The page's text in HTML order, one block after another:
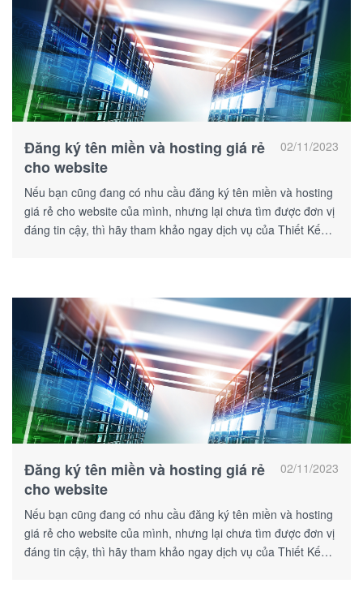
02/11/2023
Đăng ký tên miền và hosting giá rẻ
cho website
Nếu bạn cũng đang có nhu cầu đăng ký tên miền và hosting
giá rẻ cho website của mình, nhưng lại chưa tìm được đơn vị
đáng tin cậy, thì hãy tham khảo ngay dịch vụ của Thiết Kế
02/11/2023
Đăng ký tên miền và hosting giá rẻ
cho website
Nếu bạn cũng đang có nhu cầu đăng ký tên miền và hosting
giá rẻ cho website của mình, nhưng lại chưa tìm được đơn vị
đáng tin cậy, thì hãy tham khảo ngay dịch vụ của Thiết Kế